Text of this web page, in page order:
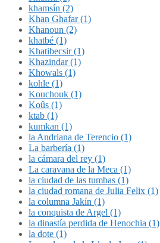
khamsín (2)
Khan Ghafar (1)
Khanoun (2)
khatbé (1)
Khatibecsir (1)
Khazindar (1)
Khowals (1)
kohle (1)
Kouchouk (1)
Koûs (1)
ktab (1)
kumkan (1)
la Andriana de Terencio (1)
La barbería (1)
la cámara del rey (1)
La caravana de la Meca (1)
la ciudad de las tumbas (1)
la ciudad romana de Julia Felix (1)
la columna Jakín (1)
la conquista de Argel (1)
la dinastía perdida de Henochia (1)
la dote (1)